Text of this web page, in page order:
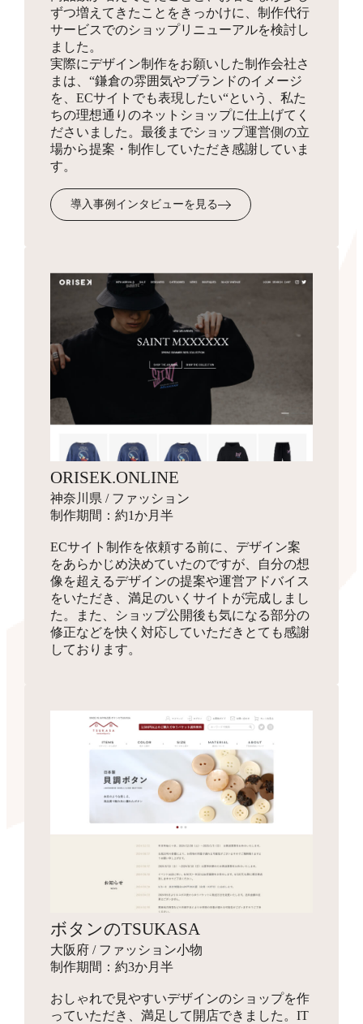
HTMLサイトマップ作成
3,300円
ショップの全体像となりSEO対策にも有効なサイトマッ
プを、フリーページを使って作成します。
受注・入金・発送メール
テンプレ作成
3,300円
お客様へ送付するメール文面のフォーマットを作成・設
同梱物
お見積り
商品を発送する際に同梱する制作物をデザインします。
ずつ増えてきたことをきっかけに、制作代行
サービスでのショップリニューアルを検討し
ました。
実際にデザイン制作をお願いした制作会社さ
まは、“鎌倉の雰囲気やブランドのイメージ
を、ECサイトでも表現したい“という、私た
ちの理想通りのネットショップに仕上げてく
ださいました。最後までショップ運営側の立
場から提案・制作していただき感謝していま
す。
導入事例インタビューを見る
ORISEK.ONLINE
神奈川県 / ファッション
制作期間：約1か月半
ECサイト制作を依頼する前に、デザイン案
をあらかじめ決めていたのですが、自分の想
像を超えるデザインの提案や運営アドバイス
をいただき、満足のいくサイトが完成しまし
た。また、ショップ公開後も気になる部分の
修正などを快く対応していただきとても感謝
しております。
ボタンのTSUKASA
大阪府 / ファッション小物
制作期間：約3か月半
おしゃれで見やすいデザインのショップを作
っていただき、満足して開店できました。IT